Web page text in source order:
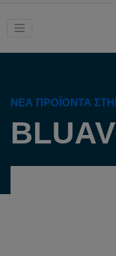
ΝΈΑ ΠΡΟΪΌΝΤΑ